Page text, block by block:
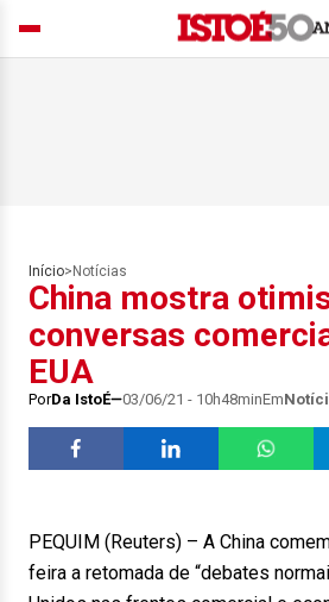
Início> Notícias
China mostra
conversas
EUA
PorDa IstoÉ 03/06/21 - 10h48minEm
PEQUIM (Reuters) – A China
feira a retomada de “debates